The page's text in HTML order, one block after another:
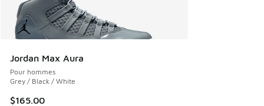
Jordan Max Aura
Pour hommes
Grey / Black / White
$165.00